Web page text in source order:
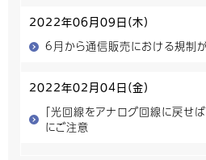
2022年06月09日(木)
6月から通信販売における規制
2022年02月04日(金)
「光回線をアナログ回線に戻せ
にご注意